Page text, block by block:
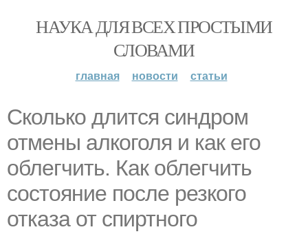
НАУКА ДЛЯ ВСЕХ ПРОСТЫМИ
СЛОВАМИ
главная новости статьи
Сколько длится синдром
отмены алкоголя и как его
облегчить. Как облегчить
состояние после резкого
отказа от спиртного